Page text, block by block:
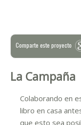
Comparte este proyecto
La Campaña
Colaborando en
libro en casa
que esto sea